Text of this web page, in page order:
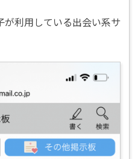
が利用している出会い系サ